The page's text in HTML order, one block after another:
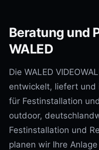
Beratung und
WALED
Die WALED
entwickelt, liefert und
für Festinstallation
outdoor,
Festinstallation und
planen wir Ihre